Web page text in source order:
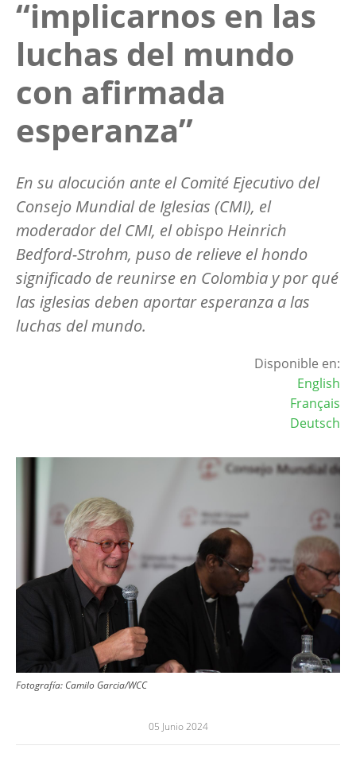
“implicarnos en las
luchas del mundo
con afirmada
esperanza”
En su alocución ante el Comité Ejecutivo del
Consejo Mundial de Iglesias (CMI), el
moderador del CMI, el obispo Heinrich
Bedford-Strohm, puso de relieve el hondo
significado de reunirse en Colombia y por qué
las iglesias deben aportar esperanza a las
luchas del mundo.
Disponible en:
English
Français
Deutsch
Fotografía: Camilo Garcia/WCC
05 Junio 2024